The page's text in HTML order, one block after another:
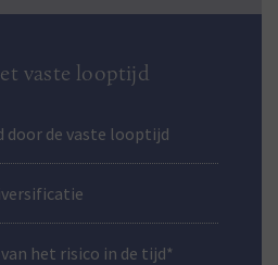
vaste looptijd
door de vaste looptijd
het risico in de tijd*